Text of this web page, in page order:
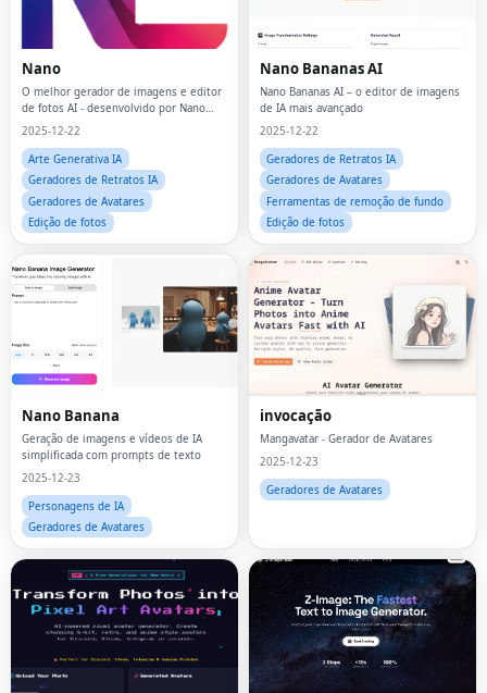
Nano
O melhor gerador de imagens e editor
de fotos AI - desenvolvido por Nano
Banana Pro.🎨⚡
2025-12-22
Arte Generativa IA
Geradores de Retratos IA
Geradores de Avatares
Edição de fotos
Nano Bananas AI
Nano Bananas AI – o editor de imagens
de IA mais avançado
2025-12-22
Geradores de Retratos IA
Geradores de Avatares
Ferramentas de remoção de fundo
Edição de fotos
Nano Banana
Geração de imagens e vídeos de IA
simplificada com prompts de texto
2025-12-23
Personagens de IA
Geradores de Avatares
invocação
Mangavatar - Gerador de Avatares
2025-12-23
Geradores de Avatares